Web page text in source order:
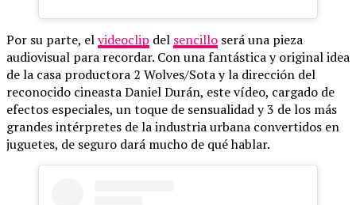
Por su parte, elvideoclip del sencillo será una pieza
audiovisual para recordar. Con una fantástica y original idea
de la casa productora 2 Wolves/Sota y la dirección del
reconocido cineasta Daniel Durán, este vídeo, cargado de
efectos especiales, un toque de sensualidad y 3 de los más
grandes intérpretes de la industria urbana convertidos en
juguetes, de seguro dará mucho de qué hablar.